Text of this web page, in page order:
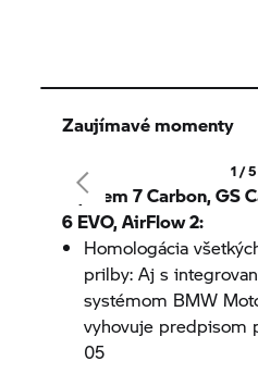
Zaujímavé momenty
1 / 5
System 7Carbon, GS
6 EVO, AirFlow 2:
Homologácia
prilby: Aj s
systémom BMW
vyhovuje predpisom
05